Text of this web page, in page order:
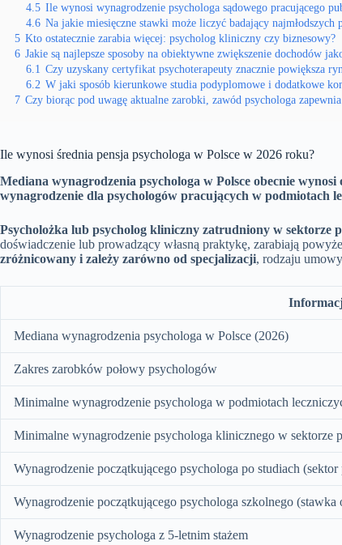
4.5 Ile wynosi wynagrodzenie psychologa sądowego pracującego
4.6 Na jakie miesięczne stawki może liczyć badający najmłodszych
5 Kto ostatecznie zarabia więcej: psycholog kliniczny czy biznesowy?
6 Jakie są najlepsze sposoby na obiektywne zwiększenie dochodów
6.1 Czy uzyskany certyfikat psychoterapeuty znacznie powiększa
6.2 W jaki sposób kierunkowe studia podyplomowe i dodatkowe
7 Czy biorąc pod uwagę aktualne zarobki, zawód psychologa
Ile wynosi średnia pensja psychologa w Polsce w 2026 roku?
Mediana wynagrodzenia psychologa w Polsce obecnie wynosi
wynagrodzenie dla psychologów pracujących w podmiotach
Psycholożka lub psycholog kliniczny zatrudniony w sektorze
doświadczenie lub prowadzący własną praktykę, zarabiają
zróżnicowany i zależy zarówno od specjalizacji, rodzaju
Mediana wynagrodzenia psychologa w Polsce (2026)
Zakres zarobków połowy psychologów
Minimalne wynagrodzenie psychologa w podmiotach
Minimalne wynagrodzenie psychologa klinicznego w sektorze
Wynagrodzenie początkującego psychologa po studiach
Wynagrodzenie początkującego psychologa szkolnego (stawka
Wynagrodzenie psychologa z 5-letnim stażem